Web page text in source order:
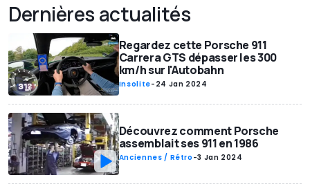
Dernières actualités
Regardez cette Porsche 911
Carrera GTS dépasser les 300
km/h sur l'Autobahn
Insolite- 24 Jan 2024
Découvrez comment Porsche
assemblait ses 911 en 1986
Anciennes / Rétro -3 Jan 2024